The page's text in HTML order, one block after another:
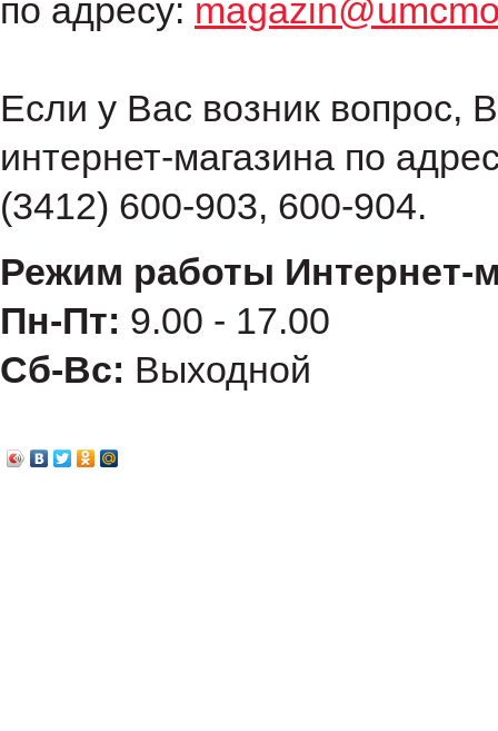
по адресу:
Если у Вас возник вопрос,
интернет-магазина по
(3412) 600-903, 600-904.
Режим работы Интернет-
Пн-Пт: 9.00 - 17.00
Сб-Вс: Выходной